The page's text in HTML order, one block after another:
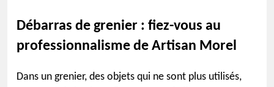
Débarras de grenier : fiez-vous au
professionnalisme de Artisan Morel
Dans un grenier, des objets qui ne sont plus utilisés,